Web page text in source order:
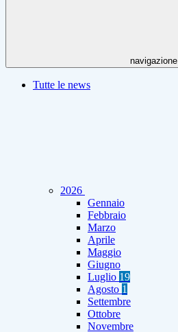
navigazione
Tutte le news
2026
Gennaio
Febbraio
Marzo
Aprile
Maggio
Giugno
Luglio 19
Agosto 1
Settembre
Ottobre
Novembre